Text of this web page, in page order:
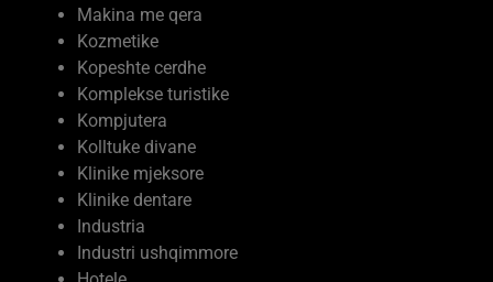
Kozmetike
Kopeshte cerdhe
Komplekse turistike
Kompjutera
Kolltuke divane
Klinike mjeksore
Klinike dentare
Industria
Industri ushqimmore
Hotele